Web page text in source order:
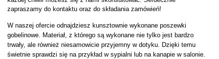
zapraszamy do kontaktu oraz do składania zamówień!
W naszej ofercie odnajdziesz kunsztownie wykonane poszewki
gobelinowe. Materiał, z którego są wykonane nie tylko jest bardzo
trwały, ale również niesamowicie przyjemny w dotyku. Dzięki temu
świetnie sprawdzi się na przykład w sypialni lub na kanapie w salonie.